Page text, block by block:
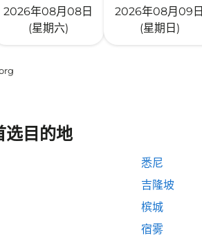
2026年08月08日
(星期六)
2026年08月09日
(星期日)
目的地
悉尼
吉隆坡
槟城
宿雾